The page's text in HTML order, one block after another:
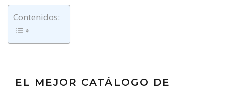
Contenidos:
EL MEJOR CATÁLOGO DE